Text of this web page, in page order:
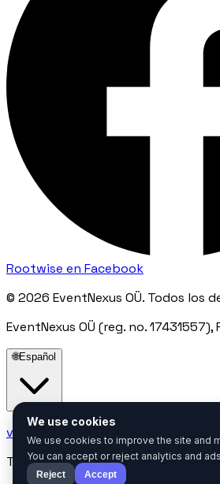
We use cookies
We use cookies to improve the site and
You can accept or reject analytics and
Reject Accept
Rootwise en Facebook
© 2026 EventNexus OÜ. Todos los
EventNexus OÜ (reg. no.
🌐Español
villu@mail.eventnexus.eu
Tiempo de respuesta: Dentro de 24